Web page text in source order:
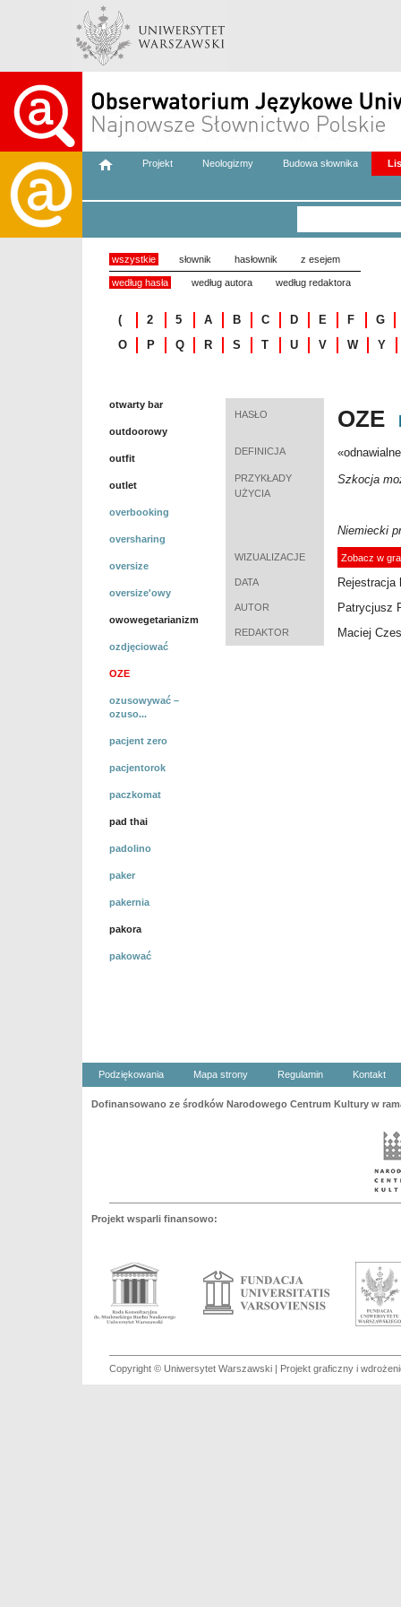
Projekt Neologizmy Budowa słownika
wszystkie słownik hasłownik z esejem
według hasła według autora według redaktora
( 2 5 A B C D E F
G
O
P Q R S T U V W Y
otwarty bar
outdoorowy
outfit
outlet
overbooking
oversharing
oversize
oversize'owy
owowegetarianizm
ozdjęciować
OZE
ozusowywać –
ozuso...
pacjent zero
pacjentorok
paczkomat
pad thai
padolino
paker
pakernia
pakora
pakować
HASŁO OZE
DEFINICJA «
PRZYKŁADY
UŻYCIA
Szkocja
Niemiecki
WIZUALIZACJE Zobacz w
DATA Rejestracja
AUTOR Patrycjusz
REDAKTOR Maciej
Podziękowania Mapa strony Regulamin Kontakt
Dofinansowano ze środków Narodowego Centrum Kultury w
Projekt wsparli finansowo:
Copyright © Uniwersytet Warszawski | Projekt graficzny i